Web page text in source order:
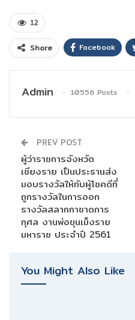
12
Share Facebook
Admin 10556 Posts
PREV POST
ผู้ว่าราชการจังหวัด
เชียงราย เป็นประธานส่ง
มอบรางวัลให้กับผู้โชคดีที่
ถูกรางวัลในการออก
รางวัลสลากกาชาดการ
กุศล งานพ่อขุนเม็งราย
มหาราช ประจำปี 2561
You Might Also Like